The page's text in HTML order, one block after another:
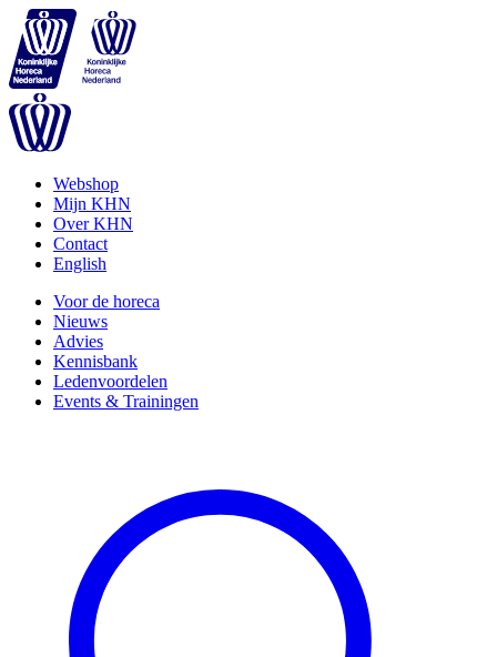
Webshop
Mijn KHN
Over KHN
Contact
English
Voor de horeca
Nieuws
Advies
Kennisbank
Ledenvoordelen
Events & Trainingen